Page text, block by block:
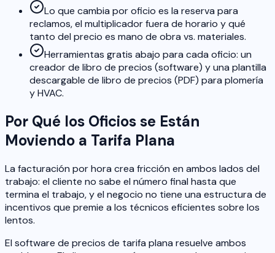
Lo que cambia por oficio es la reserva para
reclamos, el multiplicador fuera de horario y qué
tanto del precio es mano de obra vs. materiales.
Herramientas gratis abajo para cada oficio: un
creador de libro de precios (software) y una plantilla
descargable de libro de precios (PDF) para plomería
y HVAC.
Por Qué los Oficios se Están
Moviendo a Tarifa Plana
La facturación por hora crea fricción en ambos lados del
trabajo: el cliente no sabe el número final hasta que
termina el trabajo, y el negocio no tiene una estructura de
incentivos que premie a los técnicos eficientes sobre los
lentos.
El software de precios de tarifa plana resuelve ambos